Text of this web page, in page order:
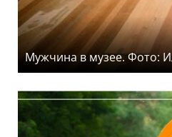
Мужчина в музее. Фото: